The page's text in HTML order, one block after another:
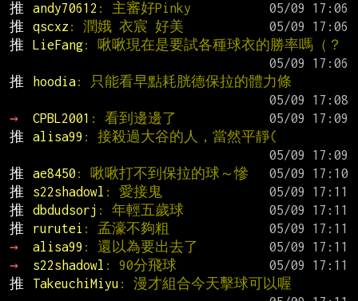
推
andy70612 : 主審好Pinky
推
qscxz : 潤娥 衣宸 好美
推
LieFang: 啾啾現在是要試各種球衣的勝率嗎（？
推
hoodia: 只能看早點耗胱德保拉的體力條
→
CPBL2001 : 看到邊邊了
推
alisa99 : 接殺過大谷的人，當然平靜(
推
ae8450 : 啾啾打不到保拉的球～慘
推
s22shadowl : 愛接鬼
推
dbdudsorj : 年輕五歲球
推
rurutei : 孟濠不夠粗
→
alisa99 : 還以為要出去了
→
s22shadowl : 90分飛球
推
TakeuchiMiyu : 漫才組合今天擊球可以喔